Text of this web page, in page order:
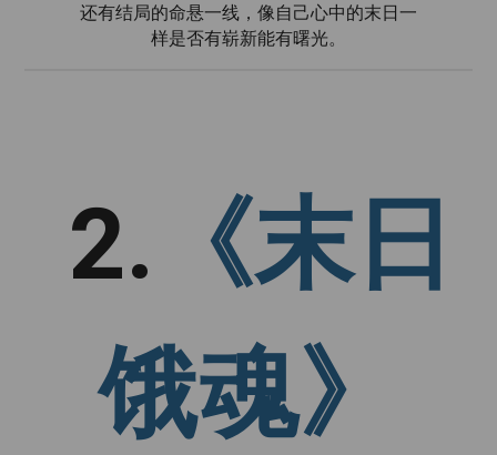
还有结局的命悬一线，像自己心中的末日一
样是否有崭新能有曙光。
2. 《末日
饿魂》